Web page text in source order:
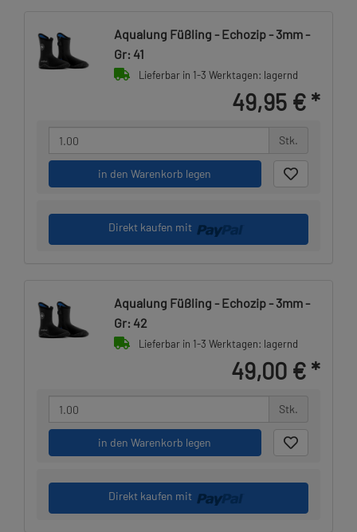
Aqualung Füßling - Echozip - 3mm -
Gr: 41
Lieferbar in 1-3 Werktagen: lagernd
49,95 € *
Stk.
in den Warenkorb legen
Direkt kaufen mit
Aqualung Füßling - Echozip - 3mm -
Gr: 42
Lieferbar in 1-3 Werktagen: lagernd
49,00 € *
Stk.
in den Warenkorb legen
Direkt kaufen mit